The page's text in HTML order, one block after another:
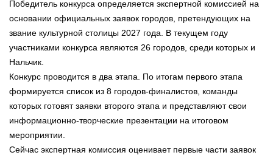
Победитель конкурса определяется экспертной комиссией на
основании официальных заявок городов, претендующих на
звание культурной столицы 2027 года. В текущем году
участниками конкурса являются 26 городов, среди которых и
Нальчик.
Конкурс проводится в два этапа. По итогам первого этапа
формируется список из 8 городов-финалистов, команды
которых готовят заявки второго этапа и представляют свои
информационно-творческие презентации на итоговом
мероприятии.
Сейчас экспертная комиссия оценивает первые части заявок